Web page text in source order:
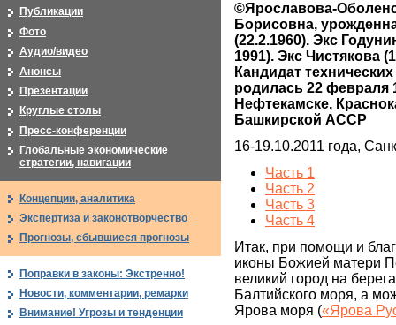
©Ярославова-
Борисовна,
(22.2.1960). Экс
1991). Экс Чистякова
Кандидат
родилась 22 февраля
Нефтекамске,
Башкирской АССР
16-19.10.2011 года,
Часть 1
Часть 2
Часть 3
Часть 4
Итак, при помощи и
иконы Божией матери
великий город на
Балтийского моря, а
Ярова моря («Ярова
Публикации
Фото
Аудио/видео
Анонсы
Презентации
Круглые столы
Пресс-конференции
Глобальные экономические
стратегии, навигации
Концепции, аналитика
Экспертиза и законотворчество
Прогнозы, сбывшиеся прогнозы
Поправки в законы: Экстренно!
Новости, комментарии, ремарки
Внимание! Угрозы и тенденции